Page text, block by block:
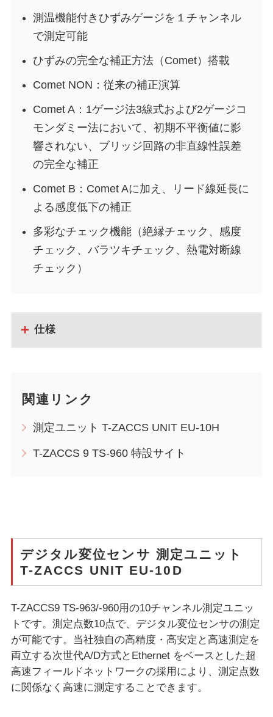
測温機能付きひずみゲージを１チャンネル
で測定可能
ひずみの完全な補正方法（Comet）搭載
Comet NON：従来の補正演算
Comet A：1ゲージ法3線式および2ゲージコ
モンダミー法において、初期不平衡値に影
響されない、ブリッジ回路の非直線性誤差
の完全な補正
Comet B：Comet Aに加え、リード線延長に
よる感度低下の補正
多彩なチェック機能（絶縁チェック、感度
チェック、バラツキチェック、熱電対断線
チェック）
仕様
関連リンク
測定ユニット T-ZACCS UNIT EU-10H
T-ZACCS 9 TS-960 特設サイト
デジタル変位センサ 測定ユニット
T-ZACCS UNIT EU-10D
T-ZACCS9 TS-963/-960用の10チャンネル測定ユニッ
トです。測定点数10点で、デジタル変位センサの測定
が可能です。当社独自の高精度・高安定と高速測定を
両立する次世代A/D方式とEthernet をベースとした超
高速フィールドネットワークの採用により、測定点数
に関係なく高速に測定することできます。